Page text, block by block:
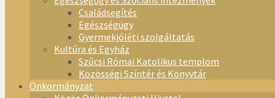
Családsegítés
Egészségügy
Gyermekjóléti szolgáltatás
Kultúra és Egyház
Szűcsi Római Katolikus templom
Közösségi Színtér és Könyvtár
Önkormányzat